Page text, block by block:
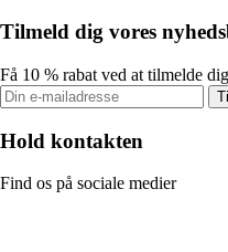
Tilmeld dig vores
Få 10 % rabat ved at tilmelde
Hold kontakten
Find os på sociale medier